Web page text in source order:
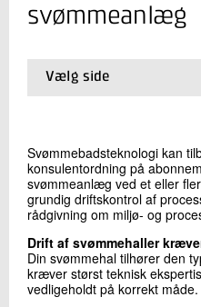
+45 72 20 33 55
Skriv til mig
svømmeanlæg
Vælg side
01.Forside
04.Konsulentordning for
05.Nyhedsbrev om
06.Fagligt forum for
07.Svømmebadstilsyn
08.Spar på energien
09.Gratis
10. Checkskema til
kemikaliesikkerheden i
Svømmebadsteknologi kan
konsulentordning på
svømmeanlæg ved et eller
grundig driftskontrol af
rådgivning om miljø- og
Drift af svømmehaller
Din svømmehal tilhører den
kræver størst teknisk
vedligeholdt på korrekt måde.